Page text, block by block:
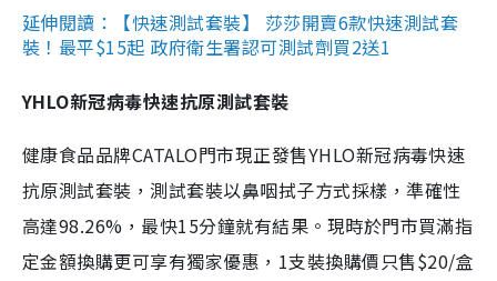
延伸閱讀：【快速測試套裝】 莎莎開賣6款快速測試套
裝！最平$15起 政府衛生署認可測試劑買2送1
YHLO新冠病毒快速抗原測試套裝
健康食品品牌CATALO門市現正發售YHLO新冠病毒快速
抗原測試套裝，測試套裝以鼻咽拭子方式採樣，準確性
高達98.26%，最快15分鐘就有結果。現時於門市買滿指
定金額換購更可享有獨家優惠，1支裝換購價只售$20/盒